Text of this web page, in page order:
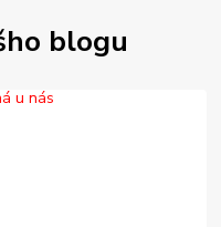
blogu